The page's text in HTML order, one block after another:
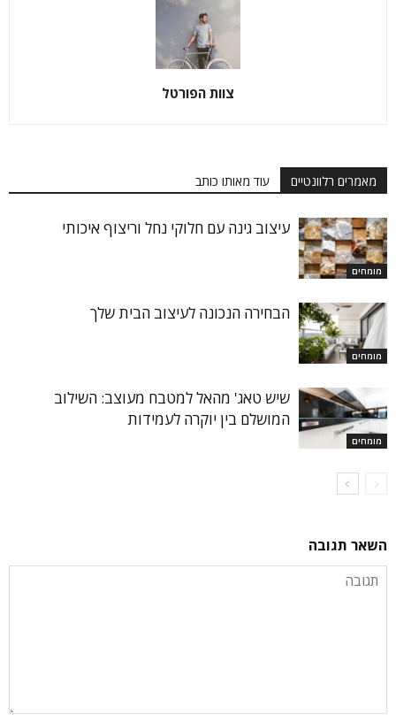
צוות הפורטל
מאמרים רלוונטיים עוד מאותו כותב
מומחים
עיצוב גינה עם חלוקי נחל וריצוף איכותי
מומחים
הבחירה הנכונה לעיצוב הבית שלך
מומחים
שיש טאג' מהאל למטבח מעוצב: השילוב
המושלם בין יוקרה לעמידות
השאר תגובה